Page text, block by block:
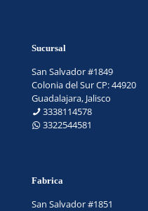
Sucursal
San Salvador #1849
Colonia del Sur CP: 44920
Guadalajara, Jalisco
3338114578
3322544581
Fabrica
San Salvador #1851